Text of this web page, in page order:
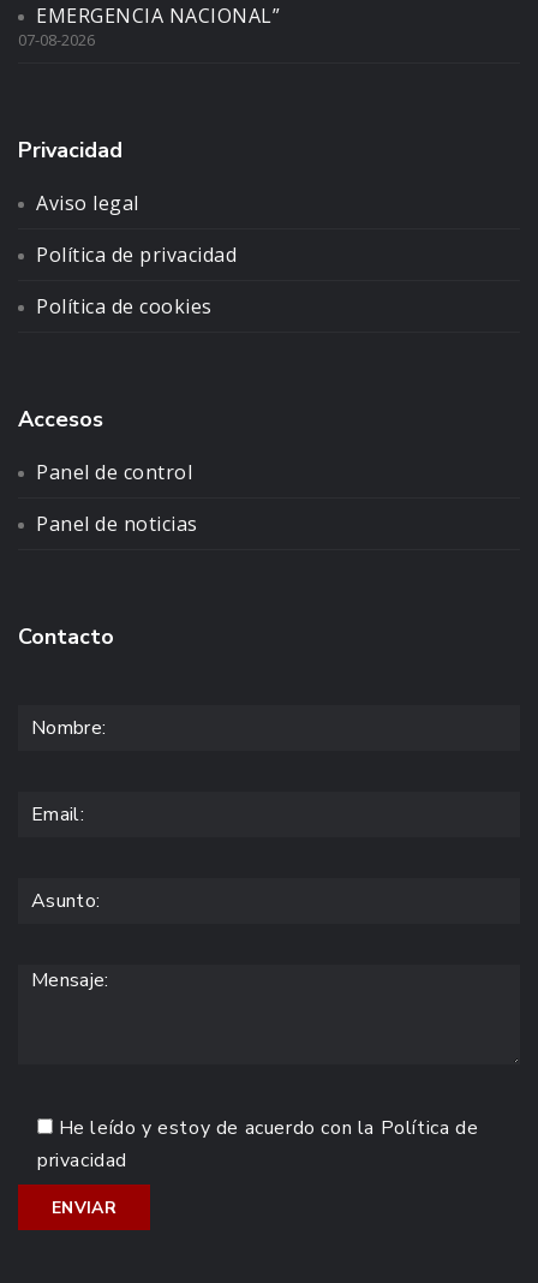
EMERGENCIA NACIONAL”
07-08-2026
Privacidad
Aviso legal
Política de privacidad
Política de cookies
Accesos
Panel de control
Panel de noticias
Contacto
He leído y estoy de acuerdo con la Política de
privacidad